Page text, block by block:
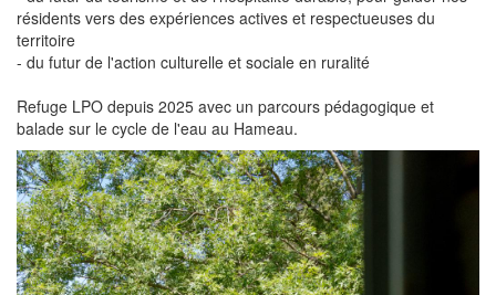
résidents vers des expériences actives et respectueuses du
territoire
- du futur de l'action culturelle et sociale en ruralité
Refuge LPO depuis 2025 avec un parcours pédagogique et
balade sur le cycle de l'eau au Hameau.